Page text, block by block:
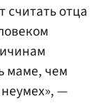
считать отца
маме, чем
—